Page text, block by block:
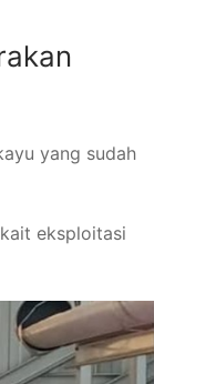
yang sudah
eksploitasi